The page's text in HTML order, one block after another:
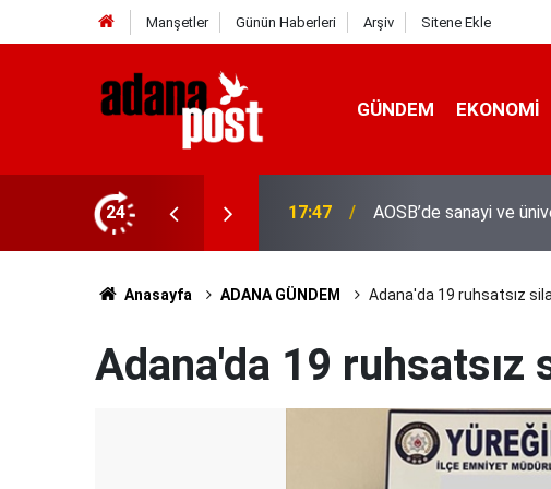
Manşetler Günün Haberleri Arşiv Sitene Ekle
GÜNDEM EKONOMI
24 17:41 Adana'da servis
Anasayfa ADANA GÜNDEM Adana'da 19 ruhsatsız
Adana'da 19 ruhsatsız